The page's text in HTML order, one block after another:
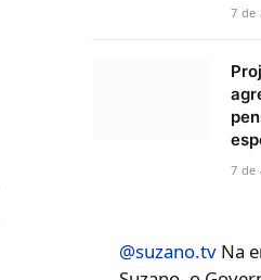
7 de
7 de
@suzano.tv Na